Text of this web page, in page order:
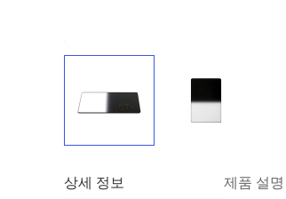
상세 정보 제품 설명